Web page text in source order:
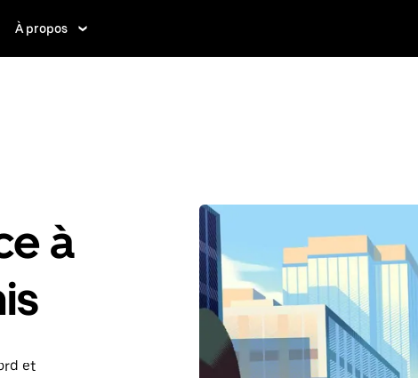
À propos
à
et